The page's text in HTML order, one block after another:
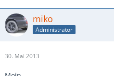
miko
Administrator
30. Mai 2013